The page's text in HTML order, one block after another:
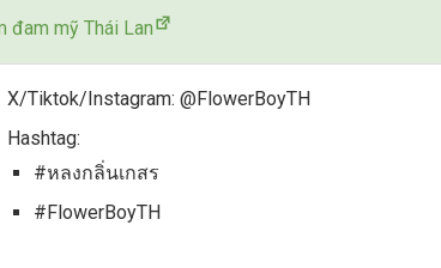
đam mỹ Thái Lan
X/Tiktok/Instagram: @FlowerBoyTH
Hashtag:
#หลงกลิ่นเกสร
#FlowerBoyTH